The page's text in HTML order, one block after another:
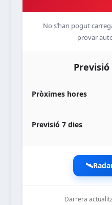
No s’han pogut
provar
Pròximes hores
Previsió 7 dies
🛰️
Darrera